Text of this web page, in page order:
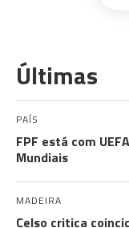
Últimas
PAÍS
FPF está com
Mundiais
MADEIRA
Celso critica